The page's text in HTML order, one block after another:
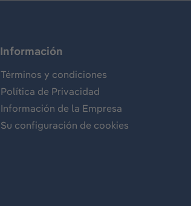
Información
Términos y condiciones
Política de Privacidad
Información de la Empresa
Su configuración de cookies